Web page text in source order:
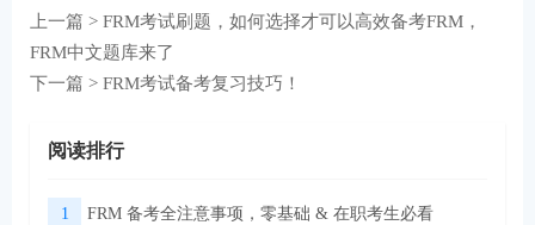
上一篇 > FRM考试刷题，如何选择才可以高效备考FRM，
FRM中文题库来了
下一篇 > FRM考试备考复习技巧！
阅读排行
1 FRM 备考全注意事项，零基础 & 在职考生必看